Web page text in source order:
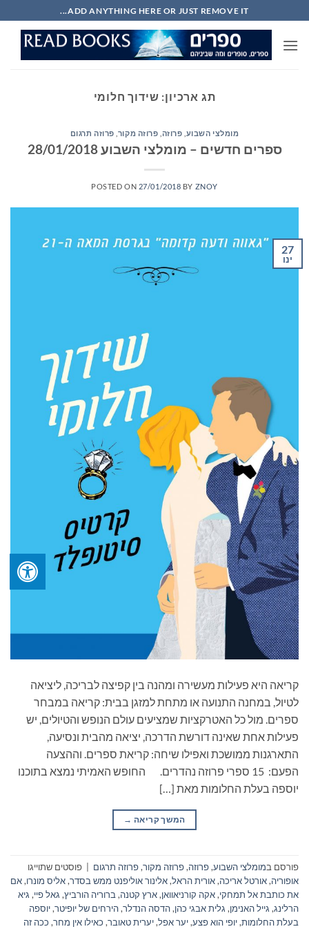
to
content
ADD ANYTHING HERE OR JUST REMOVE IT...
תג ארכיון: שידוך חלומי
מומלצי השבוע פרוזה פרוזה מקור פרוזה תרגום
ספרים חדשים – מומלצי השבוע 28/01/2018
POSTED ON 27/01/2018 BY ZNOY
27
ינו
קריאה היא פעילות מעשירה ומהנה בין קפיצה לבריכה, ליציאה
לטיול, במחנה התנועה או מתחת למזגן בבית: קריאה במבחר
ספרים. מול כל האטרקציות שמציעים עולם הנופש והטיולים, יש
פעילות אחת שאינה דורשת הדרכה, יציאה מהבית ונסיעה,
התארגנות ממושכת ואפילו שיחה: קריאת ספרים. וההצעה
הפעם: 15 ספרי פרוזה נהדרים. החופש האמיתי נמצא בתוכנו
יוספה בעלת החלומות מאת […]
המשך קריאה →
פורסם במומלצי השבוע,פרוזה,פרוזה מקור,פרוזה תרגום
פוסטים שתוייגו
אופוריה,אורטל אריכה,אורית הראל,אלינור אוליפנט ממש בסדר,אליס מונרו,אם
את כותבת אל תמחקי,אקה קורניאוואן,ארץ קטנה,ברוריה הורביץ, גאל פיי, גיא
הרלינג, גייל האנימן, גלית אבגי כהן,הדסה הנדלר,הירחים של יופיטר,יוספה
בעלת החלומות,יופי הוא פצע,יער אפל,יערית טאובר, כאילו אין מחר, ככה זה